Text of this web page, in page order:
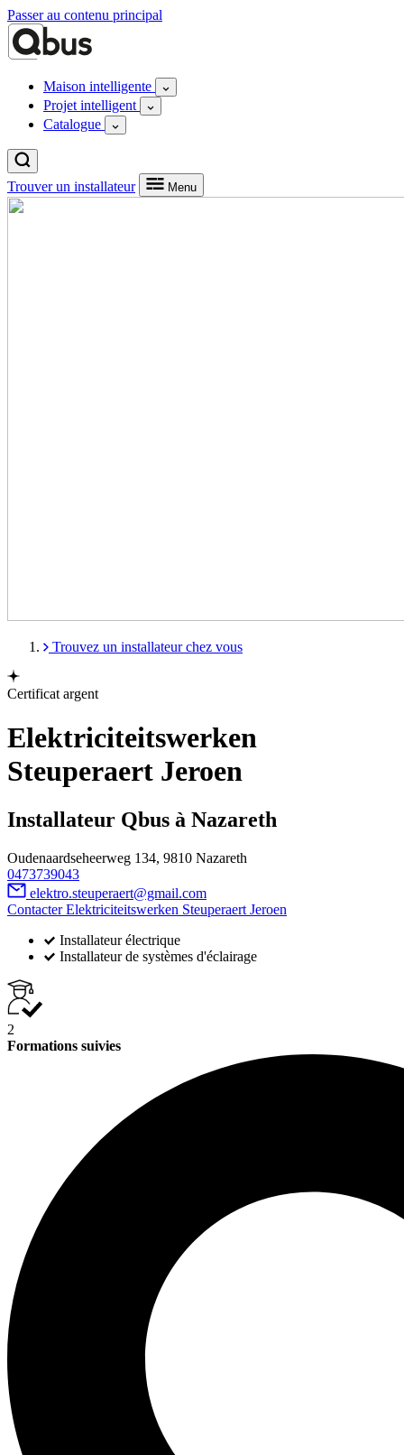
Passer au contenu principal
Maison intelligente
Projet intelligent
Catalogue
Trouver un installateur Menu
Trouvez un installateur chez vous
Certificat argent
Elektriciteitswerken
Steuperaert Jeroen
Installateur Qbus à Nazareth
Oudenaardseheerweg 134, 9810 Nazareth
0473739043
elektro.steuperaert@gmail.com
Contacter Elektriciteitswerken Steuperaert Jeroen
Installateur électrique
Installateur de systèmes d'éclairage
2
Formations suivies